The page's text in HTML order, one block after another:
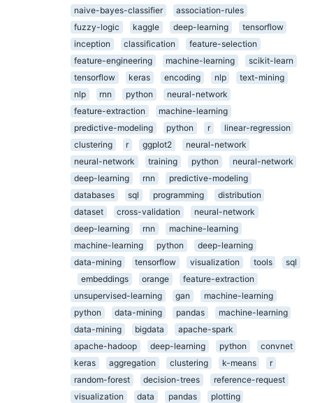
naive-bayes-classifier
association-rules
fuzzy-logic
kaggle deep-learning
tensorflow
inception
classification
feature-selection
feature-engineering
machine-learning
scikit-learn
tensorflow
keras encoding nlp
text-mining
nlp
rnn python
neural-network
feature-extraction
machine-learning
predictive-modeling
python r
linear-regression
clustering
r ggplot2
neural-network
neural-network
training python
neural-network
deep-learning
rnn
predictive-modeling
databases
sql programming
distribution
dataset
cross-validation
neural-network
deep-learning
rnn
machine-learning
machine-learning
python
deep-learning
data-mining
tensorflow visualization tools
sql
embeddings
orange
feature-extraction
unsupervised-learning
gan
machine-learning
python
data-mining pandas
machine-learning
data-mining
bigdata
apache-spark
apache-hadoop
deep-learning python
convnet
keras
aggregation clustering k-means
r
random-forest
decision-trees
reference-request
visualization
data pandas
plotting